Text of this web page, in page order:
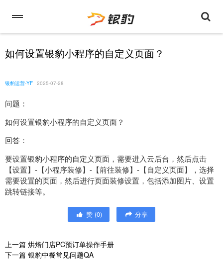
如何设置银豹小程序的自定义页面？
银豹运营-YF 2025-07-28
问题：
如何设置银豹小程序的自定义页面？
回答：
要设置银豹小程序的自定义页面，需要进入云后台，然后点击
【设置】-【小程序装修】-【前往装修】-【自定义页面】，选择
需要设置的页面，然后进行页面装修设置，包括添加图片、设置
跳转链接等。
赞 (0) 分享
上一篇 烘焙门店PC预订单操作手册
下一篇 银豹中餐常见问题QA